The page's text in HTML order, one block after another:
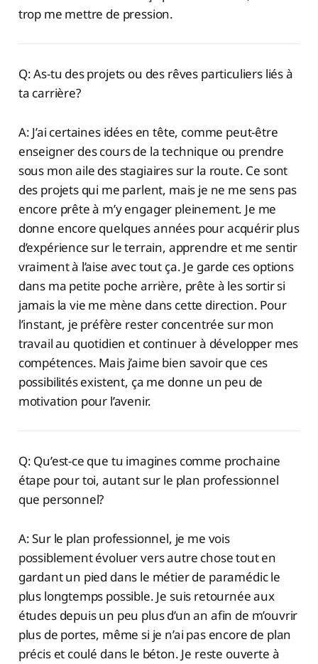
trop me mettre de pression.
Q: As-tu des projets ou des rêves particuliers liés à
ta carrière?
A: J’ai certaines idées en tête, comme peut-être
enseigner des cours de la technique ou prendre
sous mon aile des stagiaires sur la route. Ce sont
des projets qui me parlent, mais je ne me sens pas
encore prête à m’y engager pleinement. Je me
donne encore quelques années pour acquérir plus
d’expérience sur le terrain, apprendre et me sentir
vraiment à l’aise avec tout ça. Je garde ces options
dans ma petite poche arrière, prête à les sortir si
jamais la vie me mène dans cette direction. Pour
l’instant, je préfère rester concentrée sur mon
travail au quotidien et continuer à développer mes
compétences. Mais j’aime bien savoir que ces
possibilités existent, ça me donne un peu de
motivation pour l’avenir.
Q: Qu’est-ce que tu imagines comme prochaine
étape pour toi, autant sur le plan professionnel
que personnel?
A: Sur le plan professionnel, je me vois
possiblement évoluer vers autre chose tout en
gardant un pied dans le métier de paramédic le
plus longtemps possible. Je suis retournée aux
études depuis un peu plus d’un an afin de m’ouvrir
plus de portes, même si je n’ai pas encore de plan
précis et coulé dans le béton. Je reste ouverte à